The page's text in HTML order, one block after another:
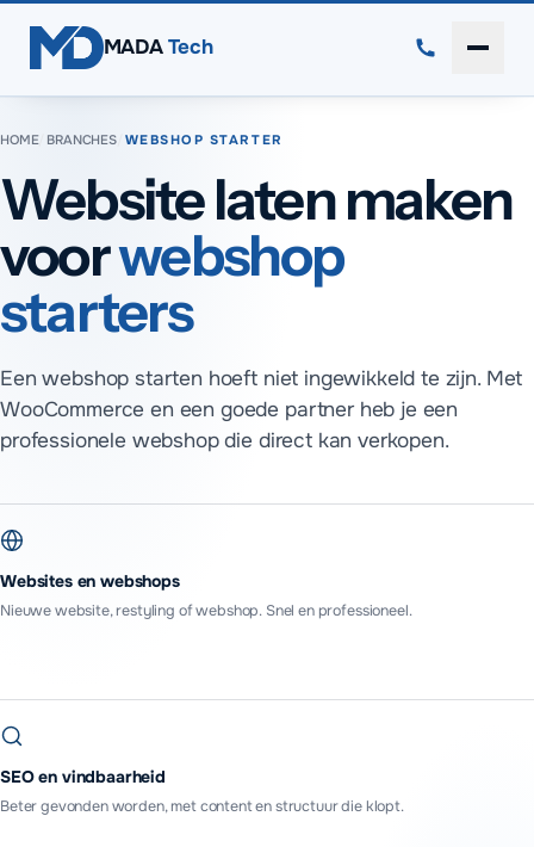
MADA Tech
HOME/ BRANCHES/ WEBSHOP STARTER
Website laten maken
voorwebshop
starters
Een webshop starten hoeft niet ingewikkeld te zijn. Met
WooCommerce en een goede partner heb je een
professionele webshop die direct kan verkopen.
Websites en webshops
Nieuwe website, restyling of webshop. Snel en professioneel.
SEO en vindbaarheid
Beter gevonden worden, met content en structuur die klopt.